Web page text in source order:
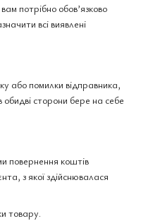
потрібно обов’язково
всі виявлені
або помилки відправника,
обидві сторони бере на себе
повернення коштів
з якої здійснювалася
товару.